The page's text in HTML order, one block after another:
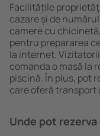
Facilitățile
cazare și de
camere cu
pentru prepararea
la internet.
comanda o masă la
piscină. În plus, pot
care oferă transport
Unde pot rezerva